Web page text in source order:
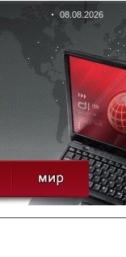
08.08.2026